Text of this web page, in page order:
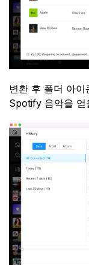
변환 후 폴더 아
Spotify 음악을 얻